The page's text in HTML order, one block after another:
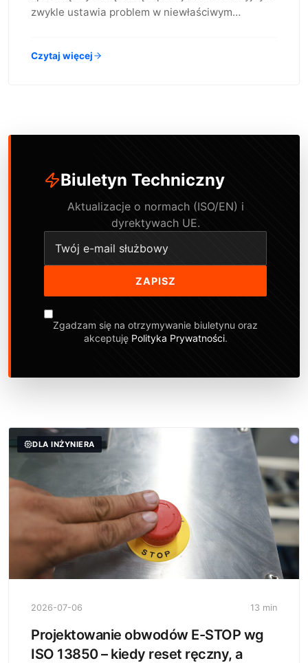
zwykle ustawia problem w niewłaściwym…
Czytaj więcej
Biuletyn Techniczny
Aktualizacje o normach (ISO/EN) i
dyrektywach UE.
ZAPISZ
Zgadzam się na otrzymywanie biuletynu oraz
akceptuję Polityka Prywatności.
DLA INŻYNIERA
2026-07-06 13 min
Projektowanie obwodów E-STOP wg
ISO 13850 – kiedy reset ręczny, a